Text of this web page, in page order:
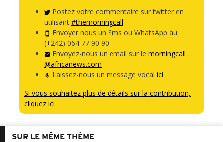
Postez votre commentaire sur twitter en
utilisant #themorningcall
Envoyer nous un Sms ou WhatsApp au
(+242) 064 77 90 90
Envoyez-nous un email sur lemorningcall
@africanews.com
Laissez-nous un message vocalici
Si vous souhaitez plus de détails sur la contribution,
cliquez ici
SUR LE MÊME THÈME